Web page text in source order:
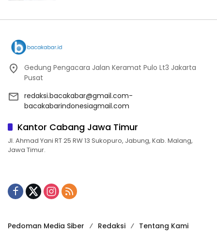
Gedung Pengacara Jalan Keramat Pulo Lt3 Jakarta
Pusat
redaksi.bacakabar@gmail.com-
bacakabarindonesiagmail.com
Kantor Cabang Jawa Timur
Jl. Ahmad Yani RT 25 RW 13 Sukopuro, Jabung, Kab. Malang,
Jawa Timur.
Pedoman Media Siber Redaksi Tentang Kami